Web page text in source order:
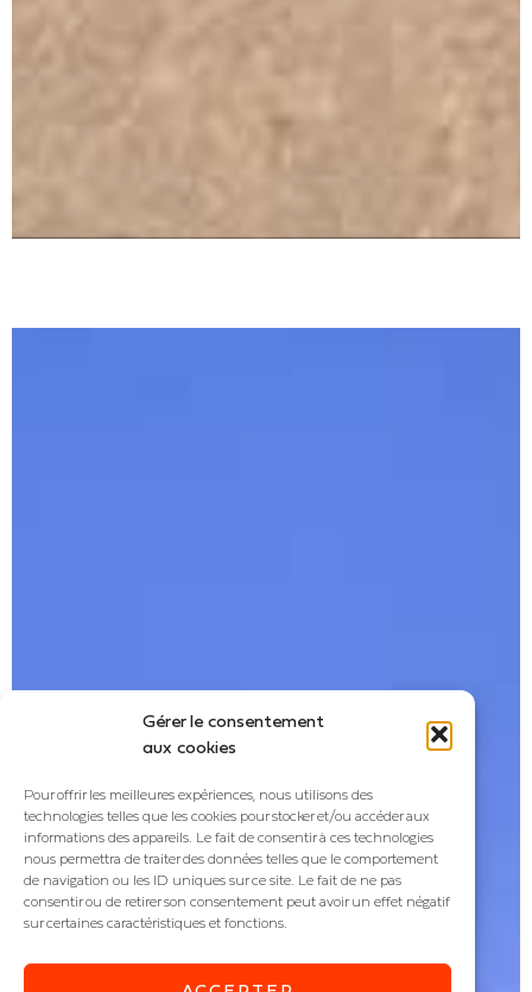
Gérer le consentement
aux cookies
Pour offrir les meilleures expériences, nous utilisons des
technologies telles que les cookies pour stocker et/ou accéder aux
informations des appareils. Le fait de consentir à ces technologies
nous permettra de traiter des données telles que le comportement
de navigation ou les ID uniques sur ce site. Le fait de ne pas
consentir ou de retirer son consentement peut avoir un effet négatif
sur certaines caractéristiques et fonctions.